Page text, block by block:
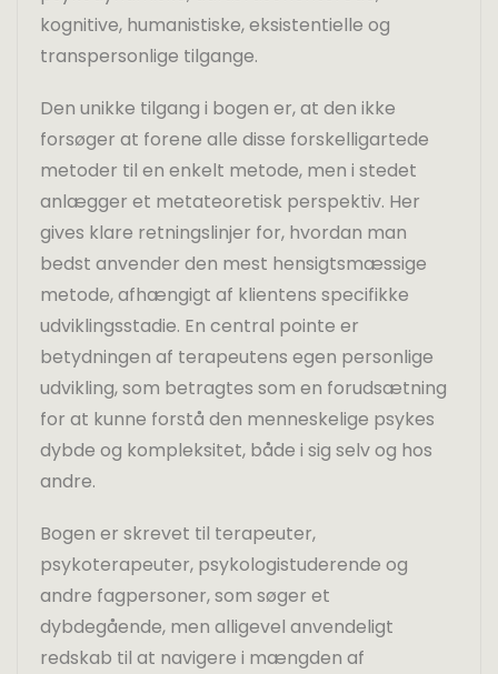
kognitive, humanistiske, eksistentielle og
transpersonlige tilgange.
Den unikke tilgang i bogen er, at den ikke
forsøger at forene alle disse forskelligartede
metoder til en enkelt metode, men i stedet
anlægger et metateoretisk perspektiv. Her
gives klare retningslinjer for, hvordan man
bedst anvender den mest hensigtsmæssige
metode, afhængigt af klientens specifikke
udviklingsstadie. En central pointe er
betydningen af terapeutens egen personlige
udvikling, som betragtes som en forudsætning
for at kunne forstå den menneskelige psykes
dybde og kompleksitet, både i sig selv og hos
andre.
Bogen er skrevet til terapeuter,
psykoterapeuter, psykologistuderende og
andre fagpersoner, som søger et
dybdegående, men alligevel anvendeligt
redskab til at navigere i mængden af